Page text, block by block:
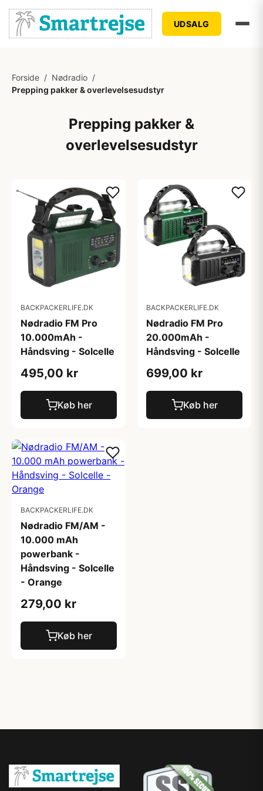
UDSALG
Forside / Nødradio /
Prepping pakker & overlevelsesudstyr
Prepping pakker &
overlevelsesudstyr
BACKPACKERLIFE.DK
Nødradio FM Pro
10.000mAh -
Håndsving - Solcelle
495,00 kr
Køb her
BACKPACKERLIFE.DK
Nødradio FM Pro
20.000mAh -
Håndsving - Solcelle
699,00 kr
Køb her
BACKPACKERLIFE.DK
Nødradio FM/AM -
10.000 mAh
powerbank -
Håndsving - Solcelle
- Orange
279,00 kr
Køb her